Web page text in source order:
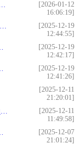
[2026-01-12
16:06:19]
[2025-12-19
12:44:55]
[2025-12-19
12:42:17]
[2025-12-19
12:41:26]
[2025-12-11
21:20:01]
[2025-12-11
11:49:58]
[2025-12-07
21:01:24]